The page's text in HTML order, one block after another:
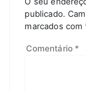
publicado.
marcados com
Comentário *